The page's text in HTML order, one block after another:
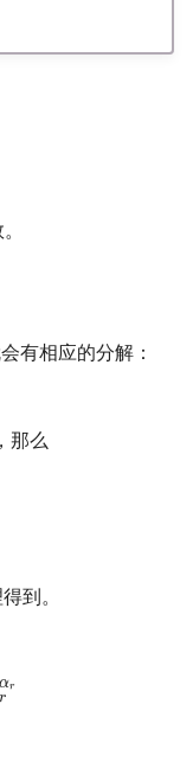
有相应的分解：
那么
到。
αr